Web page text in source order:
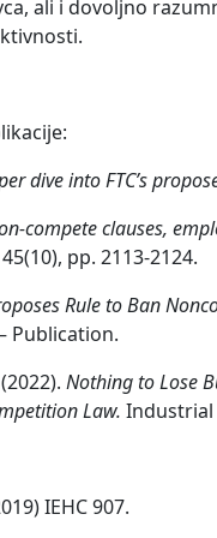
ali i dovoljno
dive into FTC’s
compete clauses,
pp. 2113-2124.
Rule to Ban
Publication.
Nothing to Lose
Law. Industrial
IEHC 907.